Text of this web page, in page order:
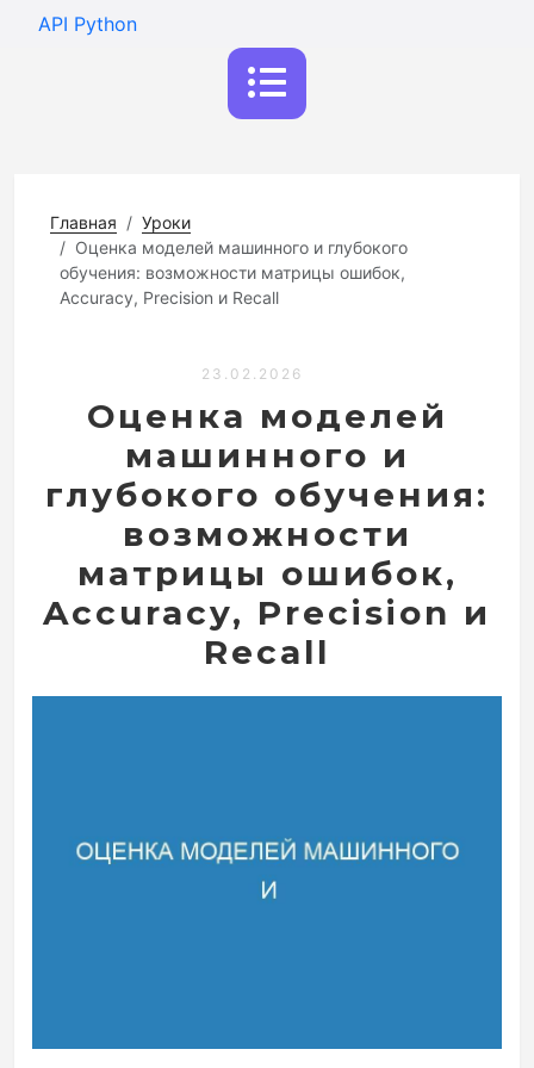
API Python
Главная
Уроки
Оценка моделей машинного и глубокого
обучения: возможности матрицы ошибок,
Accuracy, Precision и Recall
23.02.2026
Оценка моделей
машинного и
глубокого обучения:
возможности
матрицы ошибок,
Accuracy, Precision и
Recall